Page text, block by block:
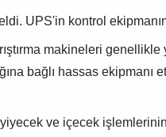
UPS'in kontrol
makineleri genellikle
bağlı hassas ekipmanı
ve içecek